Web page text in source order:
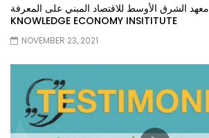
معهد الشرق الأوسط للاقتصاد المبني على المعرفة MIDDLE EASTERN
KNOWLEDGE ECONOMY INSITITUTE
NOVEMBER 23, 2021